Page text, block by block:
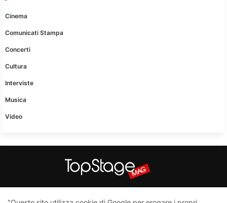
Cinema
Comunicati Stampa
Concerti
Cultura
Interviste
Musica
Video